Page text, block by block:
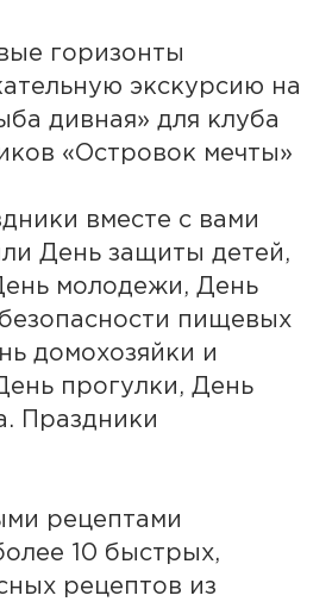
горизонты
экскурсию на
дивная» для клуба
«Островок мечты»
вместе с вами
День защиты детей,
молодежи, День
пищевых
домохозяйки и
прогулки, День
Праздники
рецептами
10 быстрых,
рецептов из